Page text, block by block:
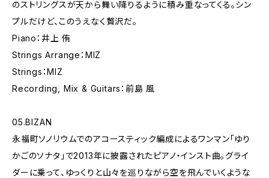
のストリングスが天から舞い降りるように積み重なってくる。シン
プルだけど、このうえなく贅沢だ。
Piano：井上 侑
Strings Arrange：MIZ
Strings：MIZ
Recording, Mix & Guitars：前島 風
05.BIZAN
永福町ソノリウムでのアコースティック編成によるワンマン「ゆり
かごのソナタ」で2013年に披露されたピアノ・インスト曲。グライ
ダーに乗って、ゆっくりと山々を巡りながら空を飛んでいくような